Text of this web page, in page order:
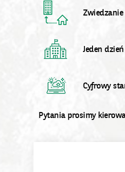
Jeden
Cyfrowy
Pytania prosimy